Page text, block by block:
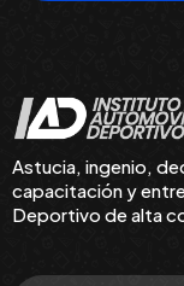
Astucia, ingenio,
capacitación y
Deportivo de alta